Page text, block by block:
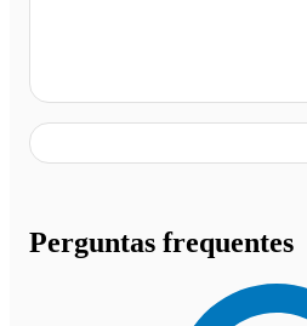
Perguntas frequentes